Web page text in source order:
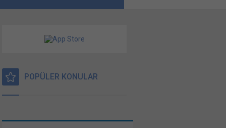
POPÜLER KONULAR